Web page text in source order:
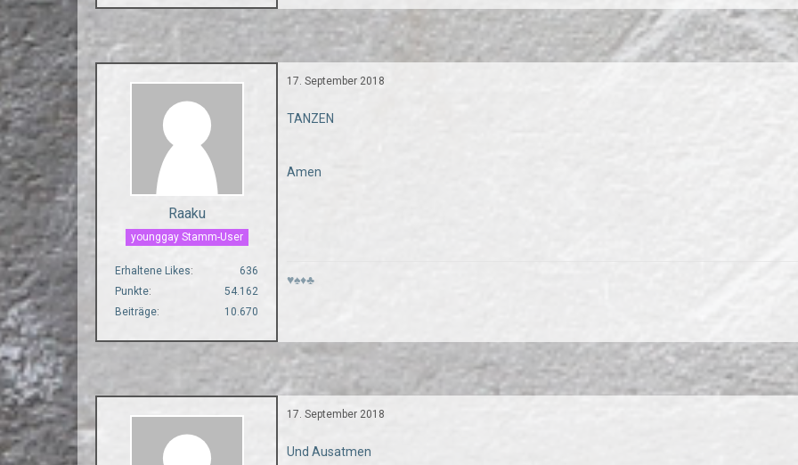
Raaku
younggay Stamm-User
Erhaltene Likes
636
Punkte
54.162
Beiträge
10.670
17. September 2018
TANZEN
Amen
♥♠♦♣
17. September 2018
Und Ausatmen